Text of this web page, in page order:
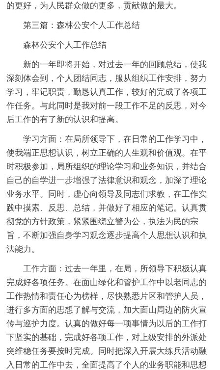
的更好，为人民群众做的更多，贡献做的最大。
第三篇：森林公安个人工作总结
森林公安个人工作总结
新的一年即将开始，对过去一年的回顾总结，使我
深刻体会到，个人团结同志，服从组织工作安排，努力
学习，牢记职责，勤恳认真工作，较好的完成了各项工
作任务。与此同时是我对前一段工作不足的反思，对今
后工作的有了新的认识和提高。
学习方面：在局所领导下，在日常的工作学习中，
使我端正思想认识，树立正确的人生观和价值观。在平
时积极参加，局所组织的理论学习和业务知识，并结合
自己的自学进一步增强了法律意识和观念，加深了理论
业务水平。同时，虚心向领导及同志们求教，在工作实
践中摸索、反思、总结，并做好了相应的笔记。认真贯
彻党的方针政策，紧紧围绕立警为公，执法为民的宗
旨，不断加强自身学习观念逐步提高个人思想认识和执
法能力。
工作方面：过去一年里，在局，所领导下积极认真
完成好各项任务。在面山绿化和管护工作中以老同志的
工作热情和责任心为榜样，尽快熟悉片区和管护人员，
进行多方面的思想了解与交流，加大面山周边的防火宣
传与巡护力度。认真的做好每一项事情为以后的工作打
下坚实的基础，完成好各项工作，对上级安排的外派处
突维稳任务要按时完成。同时把深入开展大练兵活动融
入日常的工作中去，全面提高了个人的业务职能和思想